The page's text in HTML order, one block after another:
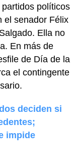
políticos
el senador Félix
Ella no
En más de
de Día de la
el contingente
deciden si
impide